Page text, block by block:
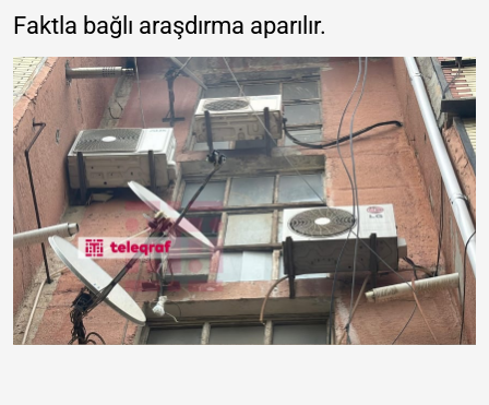
Faktla bağlı araşdırma aparılır.